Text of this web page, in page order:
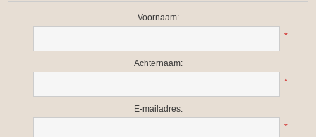
Voornaam:
*
Achternaam:
*
E-mailadres:
*